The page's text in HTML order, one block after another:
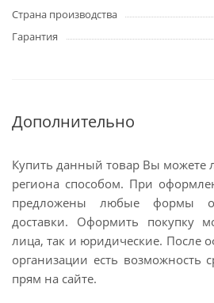
Страна производства
Гарантия
Дополнительно
Купить данный товар Вы
региона способом. При
предложены любые формы
доставки. Оформить покупку
лица, так и юридические. После
организации есть возможность
прям на сайте.